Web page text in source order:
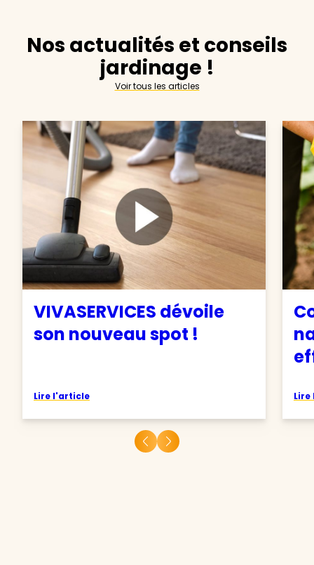
Nos actualités et conseils
jardinage !
Voir tous les articles
VIVASERVICES dévoile
son nouveau spot !
Lire l'article